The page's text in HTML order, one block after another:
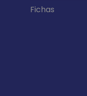
Fichas